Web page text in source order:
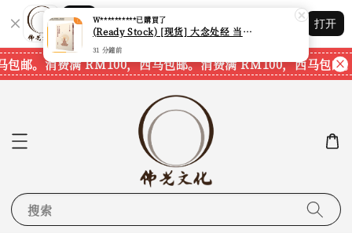
Shopping: 追踪您的订单
您信赖的商店
打开
邮。 消费满 RM100，西马包邮。消费满 RM100，西马包邮。
搜索
W**********已購買了
(Ready Stock) [现货] 大念处经 当代正念与古老智慧相遇 (佛教徒必读经典04) (觉明法师) (台湾繁体书籍)
31 分鐘前